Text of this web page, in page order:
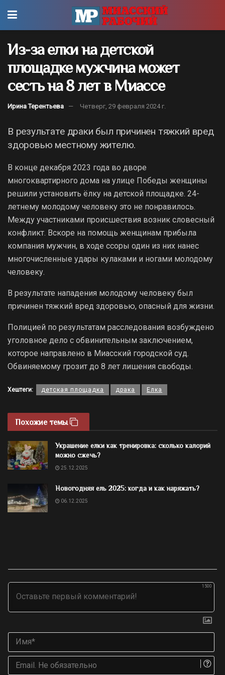
Из-за елки на детской
площадке мужчина может
сесть на 8 лет в Миассе
Ирина Терентьева Четверг, 29 февраля 2024 г.
В результате драки был причинен тяжкий вред
здоровью местному жителю.
В конце декабря 2023 года во дворе
многоквартирного дома на улице Победы женщины
решили установить ёлку на детской площадке. 24-
летнему молодому человеку это не понравилось.
Между участниками происшествия возник словесный
конфликт. Вскоре на помощь женщинам прибыла
компания мужчин, в ходе ссоры один из них нанес
многочисленные удары кулаками и ногами молодому
человеку.
В результате нападения молодому человеку был
причинен тяжкий вред здоровью, опасный для жизни.
Полицией по результатам расследования возбуждено
уголовное дело с обвинительным заключением,
которое направлено в Миасский городской суд.
Обвиняемому грозит до 8 лет лишения свободы.
Хештеги: детская площадка драка Елка
Похожие темы
Украшение елки как тренировка: сколько калорий
можно сжечь?
25.12.2025
Новогодняя ель 2025: когда и как наряжать?
06.12.2025
1500